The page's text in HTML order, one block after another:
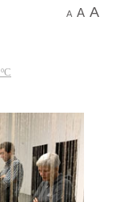
A A A